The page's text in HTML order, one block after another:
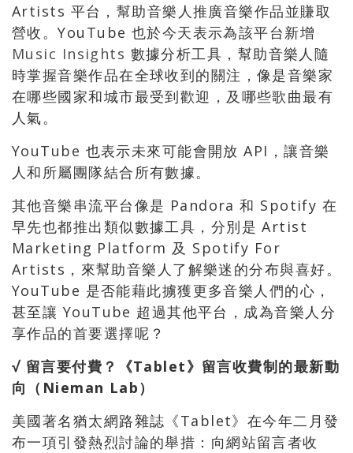
Artists 平台，幫助音樂人推廣音樂作品並賺取
營收。YouTube 也於今天表示為該平台新增
Music Insights 數據分析工具，幫助音樂人隨
時掌握音樂作品在全球收到的關注，像是音樂家
在哪些國家和城市最受到歡迎，及哪些歌曲最有
人氣。
YouTube 也表示未來可能會開放 API，讓音樂
人和所屬團隊結合所有數據。
其他音樂串流平台像是 Pandora 和 Spotify 在
早先也都推出類似數據工具，分別是 Artist
Marketing Platform 及 Spotify For
Artists，來幫助音樂人了解樂迷的分布與喜好。
YouTube 是否能藉此擄獲更多音樂人們的心，
甚至讓 YouTube 超過其他平台，成為音樂人分
享作品的首要選擇呢？
√ 留言要付費？《Tablet》留言收費制的最新動
向（Nieman Lab）
美國著名猶太網路雜誌《Tablet》在今年二月發
布一項引發熱烈討論的舉措：向網站留言者收